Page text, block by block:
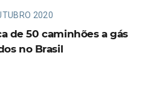
2020
de 50 caminhões a gás
no Brasil